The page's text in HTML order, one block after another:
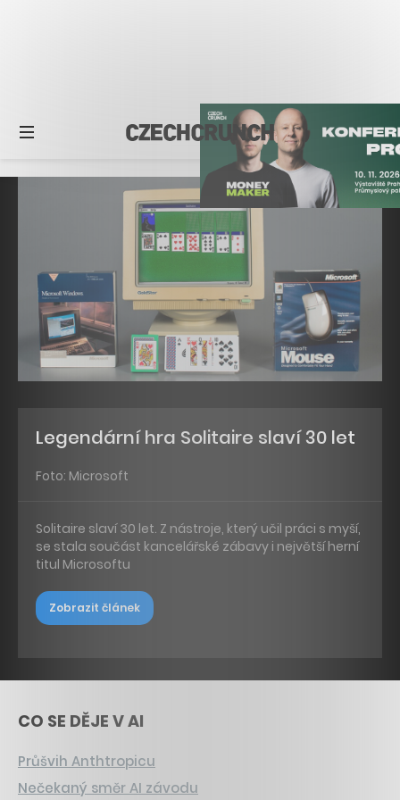
Legendární hra Solitaire slaví 30 let
Foto: Microsoft
Solitaire slaví 30 let. Z nástroje, který učil práci s myší,
se stala součást kancelářské zábavy i největší herní
titul Microsoftu
Zobrazit článek
CO SE DĚJE V AI
Průšvih Anthtropicu
Nečekaný směr AI závodu